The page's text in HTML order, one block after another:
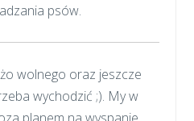
psów.
wolnego oraz jeszcze
wychodzić ;). My w